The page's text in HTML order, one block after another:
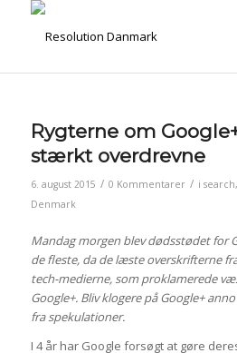
Rygterne om
stærkt overdrevne
6. august 2015 / 0 Kommentarer / i search,
Denmark
Mandag morgen blev dødsstødet for
de fleste, da de læste overskrifterne
tech-medierne, som proklamerede
Google+. Bliv klogere på Google+
fra spekulationer.
I 4 år har Google forsøgt at gøre